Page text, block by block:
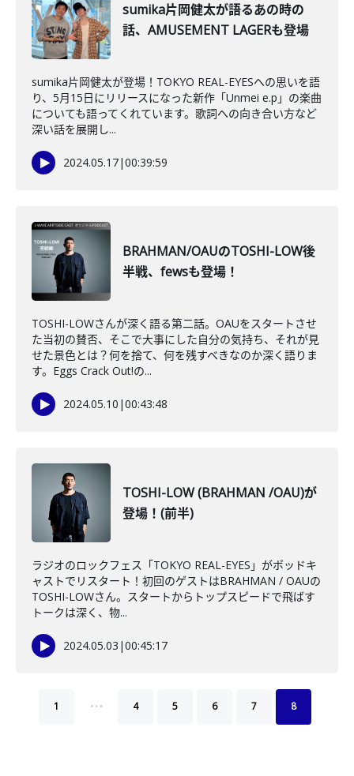
sumika片岡健太が語るあの時の
話、AMUSEMENT LAGERも登場
sumika片岡健太が登場！TOKYO REAL-EYESへの思いを語
り、5月15日にリリースになった新作「Unmei e.p」の楽曲
についても語ってくれています。歌詞への向き合い方など
深い話を展開し...
2024.05.17|00:39:59
BRAHMAN/OAUのTOSHI-LOW後
半戦、fewsも登場！
TOSHI-LOWさんが深く語る第二話。OAUをスタートさせ
た当初の賛否、そこで大事にした自分の気持ち、それが見
せた景色とは？何を捨て、何を残すべきなのか深く語りま
す。Eggs Crack Out!の...
2024.05.10 |00:43:48
TOSHI-LOW (BRAHMAN /OAU)が
登場！(前半)
ラジオのロックフェス「TOKYO REAL-EYES」がポッドキ
ャストでリスタート！初回のゲストはBRAHMAN / OAUの
TOSHI-LOWさん。スタートからトップスピードで飛ばす
トークは深く、物...
2024.05.03 |00:45:17
1 … 4 5 6 7 8